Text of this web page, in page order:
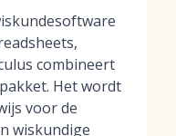
combineert
Het wordt
voor de
wiskundige